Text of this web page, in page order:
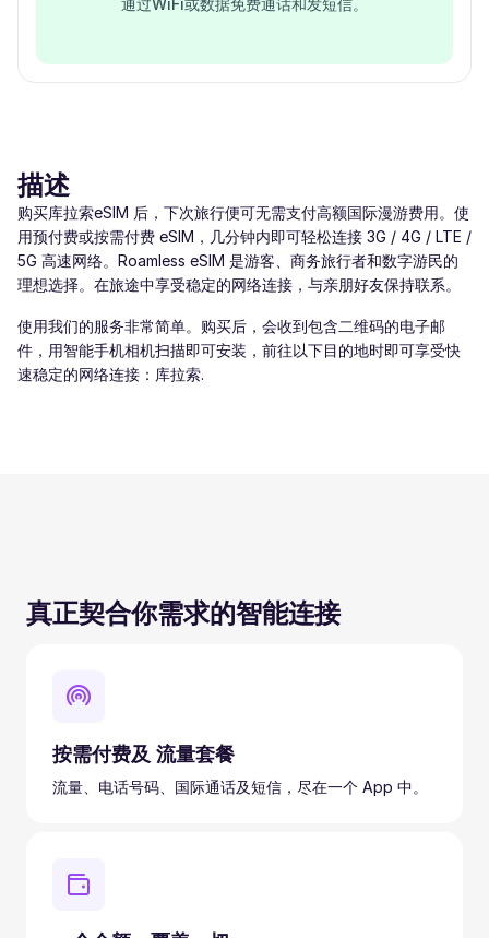
通过WiFi或数据免费通话和发短信。
描述
购买库拉索eSIM 后，下次旅行便可无需支付高额国际漫游费用。使
用预付费或按需付费 eSIM，几分钟内即可轻松连接 3G / 4G / LTE /
5G 高速网络。Roamless eSIM 是游客、商务旅行者和数字游民的
理想选择。在旅途中享受稳定的网络连接，与亲朋好友保持联系。
使用我们的服务非常简单。购买后，会收到包含二维码的电子邮
件，用智能手机相机扫描即可安装，前往以下目的地时即可享受快
速稳定的网络连接：库拉索.
真正契合你需求的智能连接
按需付费及 流量套餐
流量、电话号码、国际通话及短信，尽在一个 App 中。